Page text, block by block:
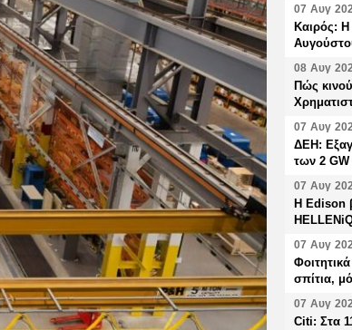
07 Αυγ
Καιρός:
08 Αυγ
Πώς
07 Αυγ
ΔΕΗ:
των 2
07 Αυγ
Η Edison
07 Αυγ
σπίτια,
07 Αυγ
Citi: Στα